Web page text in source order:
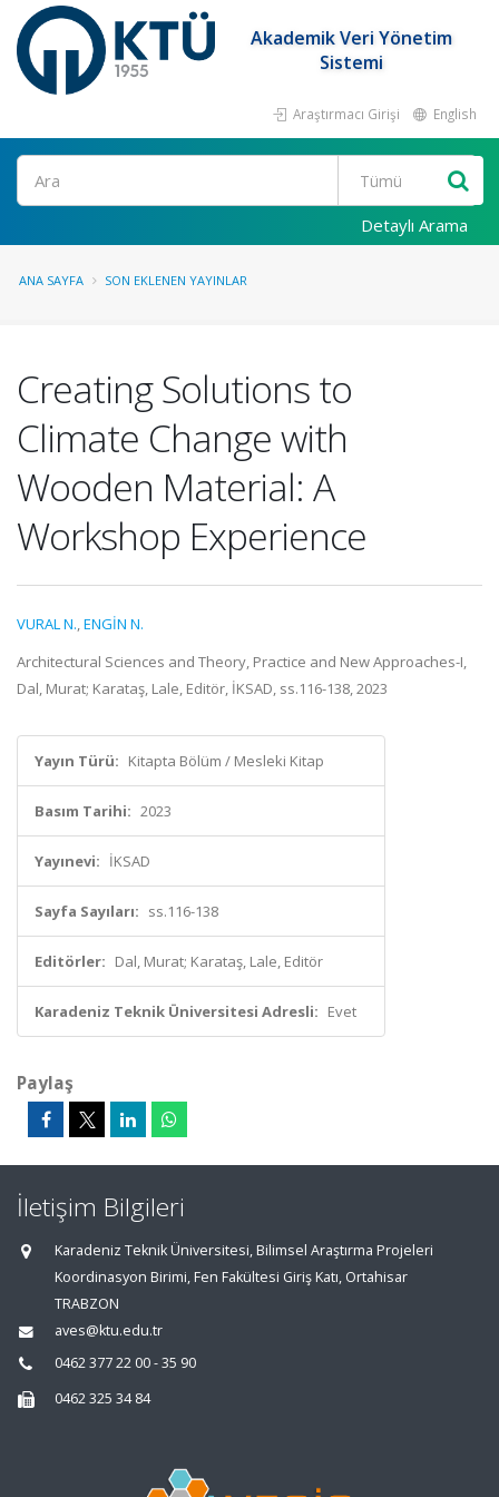
Akademik Veri Yönetim
Sistemi
Araştırmacı Girişi English
Ara
Detaylı Arama
ANA SAYFA SON EKLENEN YAYINLAR
Creating Solutions to
Climate Change with
Wooden Material: A
Workshop Experience
VURAL N.,ENGİN N.
Architectural Sciences and Theory, Practice and New Approaches-I,
Dal, Murat; Karataş, Lale, Editör, İKSAD, ss.116-138, 2023
Yayın Türü: Kitapta Bölüm / Mesleki Kitap
Basım Tarihi: 2023
Yayınevi: İKSAD
Sayfa Sayıları: ss.116-138
Editörler: Dal, Murat; Karataş, Lale, Editör
Karadeniz Teknik Üniversitesi Adresli: Evet
Paylaş
İletişim Bilgileri
Karadeniz Teknik Üniversitesi, Bilimsel Araştırma Projeleri
Koordinasyon Birimi, Fen Fakültesi Giriş Katı, Ortahisar
TRABZON
aves@ktu.edu.tr
0462 377 22 00 - 35 90
0462 325 34 84